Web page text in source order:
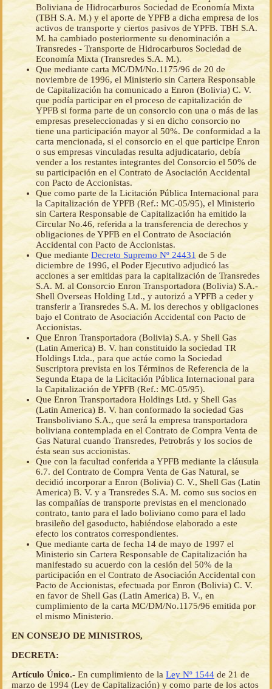
Boliviana de Hidrocarburos Sociedad de Economía Mixta
(TBH S.A. M.) y el aporte de YPFB a dicha empresa de los
activos de transporte y ciertos pasivos de YPFB. TBH S.A.
M. ha cambiado posteriormente su denominación a
Transredes - Transporte de Hidrocarburos Sociedad de
Economía Mixta (Transredes S.A. M.).
Que mediante carta MC/DM/No.1175/96 de 20 de
noviembre de 1996, el Ministerio sin Cartera Responsable
de Capitalización ha comunicado a Enron (Bolivia) C. V.
que podía participar en el proceso de capitalización de
YPFB si forma parte de un consorcio con una o más de las
empresas preseleccionadas y si en dicho consorcio no
tiene una participación mayor al 50%. De conformidad a la
carta mencionada, si el consorcio en el que participe Enron
o sus empresas vinculadas resulta adjudicatario, debía
vender a los restantes integrantes del Consorcio el 50% de
su participación en el Contrato de Asociación Accidental
con Pacto de Accionistas.
Que como parte de la Licitación Pública Internacional para
la Capitalización de YPFB (Ref.: MC-05/95), el Ministerio
sin Cartera Responsable de Capitalización ha emitido la
Circular No.46, referida a la transferencia de derechos y
obligaciones de YPFB en el Contrato de Asociación
Accidental con Pacto de Accionistas.
Que mediante Decreto Supremo Nº 24431 de 5 de
diciembre de 1996, el Poder Ejecutivo adjudicó las
acciones a ser emitidas para la capitalización de Transredes
S.A. M. al Consorcio Enron Transportadora (Bolivia) S.A.-
Shell Overseas Holding Ltd., y autorizó a YPFB a ceder y
transferir a Transredes S.A. M. los derechos y obligaciones
bajo el Contrato de Asociación Accidental con Pacto de
Accionistas.
Que Enron Transportadora (Bolivia) S.A. y Shell Gas
(Latin America) B. V. han constituido la sociedad TR
Holdings Ltda., para que actúe como la Sociedad
Suscriptora prevista en los Términos de Referencia de la
Segunda Etapa de la Licitación Pública Internacional para
la Capitalización de YPFB (Ref.: MC-05/95).
Que Enron Transportadora Holdings Ltd. y Shell Gas
(Latin America) B. V. han conformado la sociedad Gas
Transboliviano S.A., que será la empresa transportadora
boliviana contemplada en el Contrato de Compra Venta de
Gas Natural cuando Transredes, Petrobrás y los socios de
ésta sean sus accionistas.
Que con la facultad conferida a YPFB mediante la cláusula
6.7. del Contrato de Compra Venta de Gas Natural, se
decidió incorporar a Enron (Bolivia) C. V., Shell Gas (Latin
America) B. V. y a Transredes S.A. M. como sus socios en
las compañías de transporte previstas en el mencionado
contrato, tanto para el lado boliviano como para el lado
brasileño del gasoducto, habiéndose elaborado a este
efecto los contratos correspondientes.
Que mediante carta de fecha 14 de mayo de 1997 el
Ministerio sin Cartera Responsable de Capitalización ha
manifestado su acuerdo con la cesión del 50% de la
participación en el Contrato de Asociación Accidental con
Pacto de Accionistas, efectuada por Enron (Bolivia) C. V.
en favor de Shell Gas (Latin America) B. V., en
cumplimiento de la carta MC/DM/No.1175/96 emitida por
el mismo Ministerio.
EN CONSEJO DE MINISTROS,
DECRETA:
Artículo Único.- En cumplimiento de la Ley Nº 1544 de 21 de
marzo de 1994 (Ley de Capitalización) y como parte de los actos